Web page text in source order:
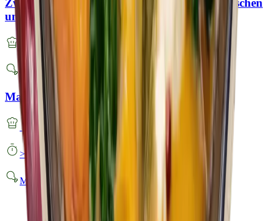
Zwiebelsuppe mit Käse überbackenen Maultaschen
und Schnittlauch
Mittel
Mit Fleisch
Maultaschenauflauf mit Kürbis-Sahnesauce
Mittel
> 30 Minuten
Mit Fleisch